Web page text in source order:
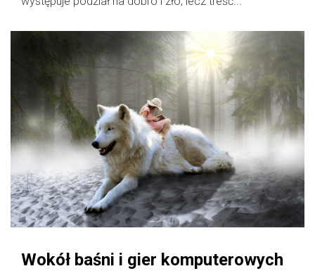
Wokół baśni i gier komputerowych